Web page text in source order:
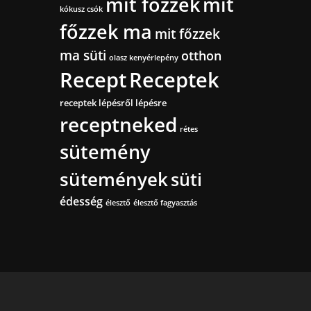
kókusz csók
főzzek ma mit főzzek
ma süti olasz kenyérlepény otthon
ReceptReceptek
receptek lépésről lépésre
receptneked rétes
sütemény
süteményeksüti
édesség élesztő élesztő fagyasztás